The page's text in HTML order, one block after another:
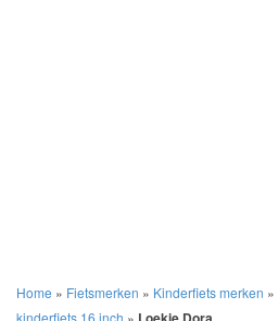
Home » Fietsmerken » Kinderfiets merken »
kinderfiets 16 inch »